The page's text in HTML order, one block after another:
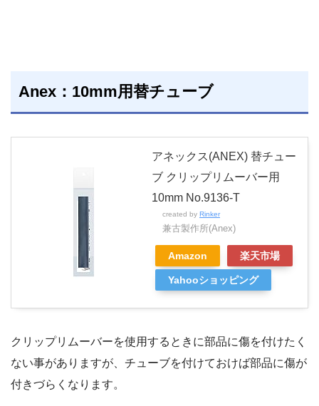
Anex：10mm用替チューブ
アネックス(ANEX) 替チュー
ブ クリップリムーバー用
10mm No.9136-T
created by Rinker
兼古製作所(Anex)
Amazon 楽天市場
Yahooショッピング
クリップリムーバーを使用するときに部品に傷を付けたく
ない事がありますが、チューブを付けておけば部品に傷が
付きづらくなります。